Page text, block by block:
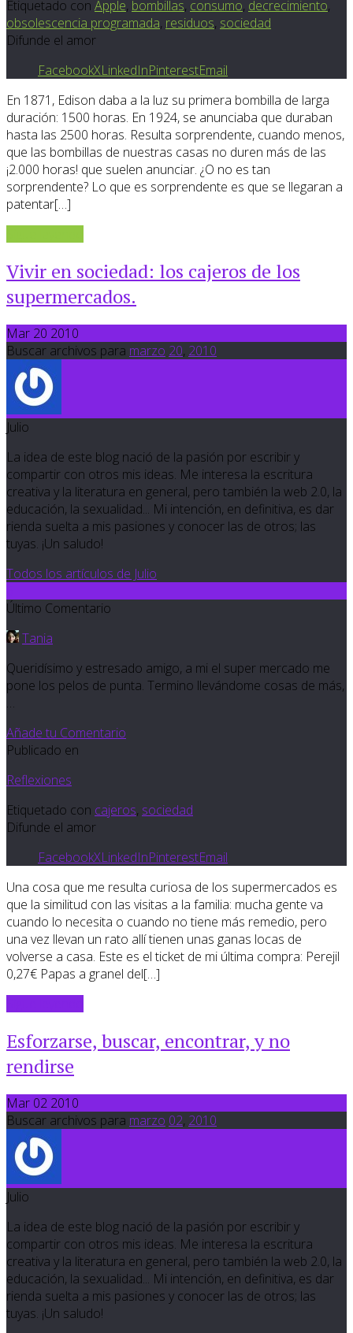
Etiquetado con Apple, bombillas, consumo, decrecimiento,
obsolescencia programada, residuos, sociedad
Difunde el amor
FacebookXLinkedInPinterestEmail
En 1871, Edison daba a la luz su primera bombilla de larga
duración: 1500 horas. En 1924, se anunciaba que duraban
hasta las 2500 horas. Resulta sorprendente, cuando menos,
que las bombillas de nuestras casas no duren más de las
¡2.000 horas! que suelen anunciar. ¿O no es tan
sorprendente? Lo que es sorprendente es que se llegaran a
patentar[…]
Vivir en sociedad: los cajeros de los
supermercados.
Mar 20 2010
Buscar archivos para marzo 20, 2010
Julio
La idea de este blog nació de la pasión por escribir y
compartir con otros mis ideas. Me interesa la escritura
creativa y la literatura en general, pero también la web 2.0, la
educación, la sexualidad... Mi intención, en definitiva, es dar
rienda suelta a mis pasiones y conocer las de otros; las
tuyas. ¡Un saludo!
Todos los artículos de Julio
Último Comentario
Tania
Queridísimo y estresado amigo, a mi el super mercado me
pone los pelos de punta. Termino llevándome cosas de más,
…
Añade tu Comentario
Publicado en
Reflexiones
Etiquetado con cajeros, sociedad
Difunde el amor
FacebookXLinkedInPinterestEmail
Una cosa que me resulta curiosa de los supermercados es
que la similitud con las visitas a la familia: mucha gente va
cuando lo necesita o cuando no tiene más remedio, pero
una vez llevan un rato allí tienen unas ganas locas de
volverse a casa. Este es el ticket de mi última compra: Perejil
0,27€ Papas a granel del[…]
Esforzarse, buscar, encontrar, y no
rendirse
Mar 02 2010
Buscar archivos para marzo 02, 2010
Julio
La idea de este blog nació de la pasión por escribir y
compartir con otros mis ideas. Me interesa la escritura
creativa y la literatura en general, pero también la web 2.0, la
educación, la sexualidad... Mi intención, en definitiva, es dar
rienda suelta a mis pasiones y conocer las de otros; las
tuyas. ¡Un saludo!